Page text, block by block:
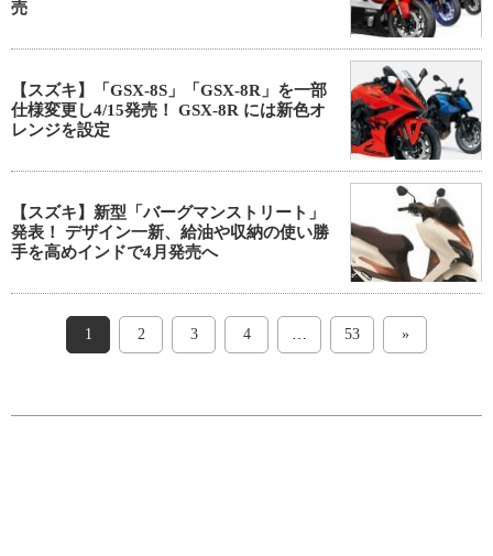
売
【スズキ】「GSX-8S」「GSX-8R」を一部
仕様変更し4/15発売！ GSX-8R には新色オ
レンジを設定
【スズキ】新型「バーグマンストリート」
発表！ デザイン一新、給油や収納の使い勝
手を高めインドで4月発売へ
1 2 3 4 … 53 »